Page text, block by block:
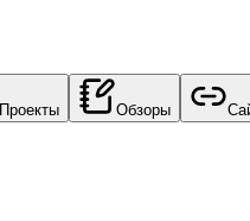
Проекты Обзоры